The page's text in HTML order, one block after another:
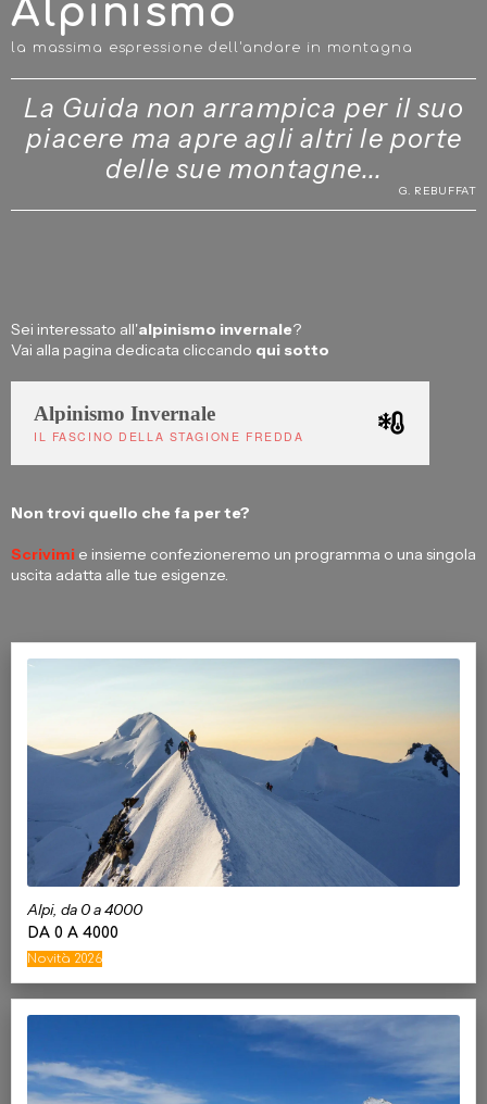
Alpinismo
la massima espressione dell'andare in montagna
La Guida non arrampica per il suo
piacere ma apre agli altri le porte
delle sue montagne...
G. REBUFFAT
Sei interessato all'alpinismo invernale?
Vai alla pagina dedicata cliccando qui sotto
Alpinismo Invernale
IL FASCINO DELLA STAGIONE FREDDA
Non trovi quello che fa per te?
Scrivimi e insieme confezioneremo un programma o una singola
uscita adatta alle tue esigenze.
Alpi, da 0 a 4000
DA 0 A 4000
Novità 2026